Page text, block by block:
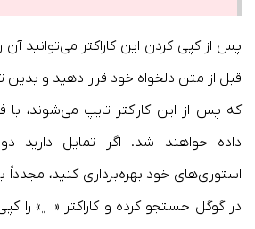
پس از کپی کردن این کاراکتر می‌توانید آن
قبل از متن دلخواه خود قرار دهید و
که پس از این کاراکتر تایپ می‌شوند،
داده خواهند شد. اگر تمایل دارید
در گوگل جستجو کرده و کاراکتر « ﮼» را